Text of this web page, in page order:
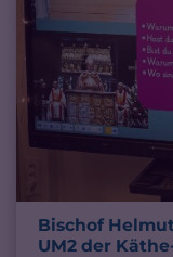
Bischof
UM2 der